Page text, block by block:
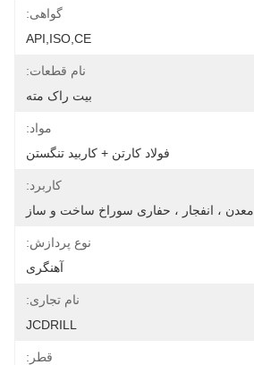
گواهی:
API,ISO,CE
نام قطعات:
بیت راک مته
مواد:
فولاد کارتن + کاربید تنگستن
کاربرد:
معدن ، انفجار ، حفاری سوراخ ساخت و ساز
نوع پردازش:
آهنگری
نام تجاری:
JCDRILL
قطر: